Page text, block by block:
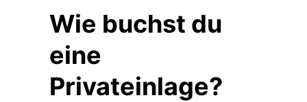
Wie buchst du
eine
Privateinlage?